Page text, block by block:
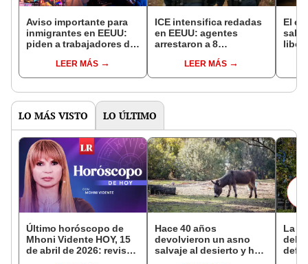
Aviso importante para
inmigrantes en EEUU:
piden a trabajadores de
regresar a su casa para
prevenir una redada de
LEER MÁS
ICE intensifica redadas
en EEUU: agentes
arrestaron a 8
operativo en puestos de
trabajo de esta ciudad
LEER MÁS
El
salió
la
LO MÁS VISTO LO ÚLTIMO
Último horóscopo de
Mhoni Vidente HOY, 15
de abril de 2026: revisa
Hace 40 años
devolvieron un asno
salvaje al desierto y hoy
La
del